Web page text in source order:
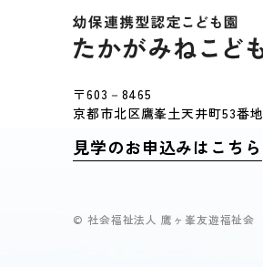
〒603－8465
京都市北区鷹峯土天井町53番地
見学のお申込みはこちら
© 社会福祉法人 鷹ヶ峯友遊福祉会